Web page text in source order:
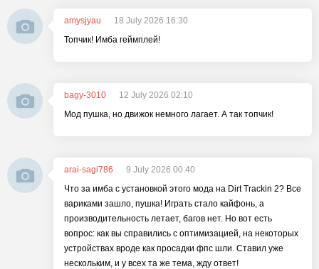
amysjyau
18 July 2026 16:30
Топчик! Имба геймплей!
bagy-3010
12 July 2026 02:10
Мод пушка, но движок немного лагает. А так топчик!
arai-sagi786
9 July 2026 00:40
Что за имба с установкой этого мода на Dirt Trackin 2? Все
вариками зашло, пушка! Играть стало кайфонь, а
производительность летает, багов нет. Но вот есть
вопрос: как вы справились с оптимизацией, на некоторых
устройствах вроде как просадки фпс шли. Ставил уже
нескольким, и у всех та же тема, жду ответ!